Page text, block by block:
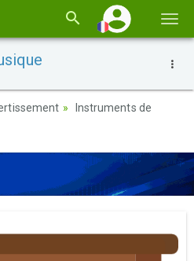
la
Instruments de